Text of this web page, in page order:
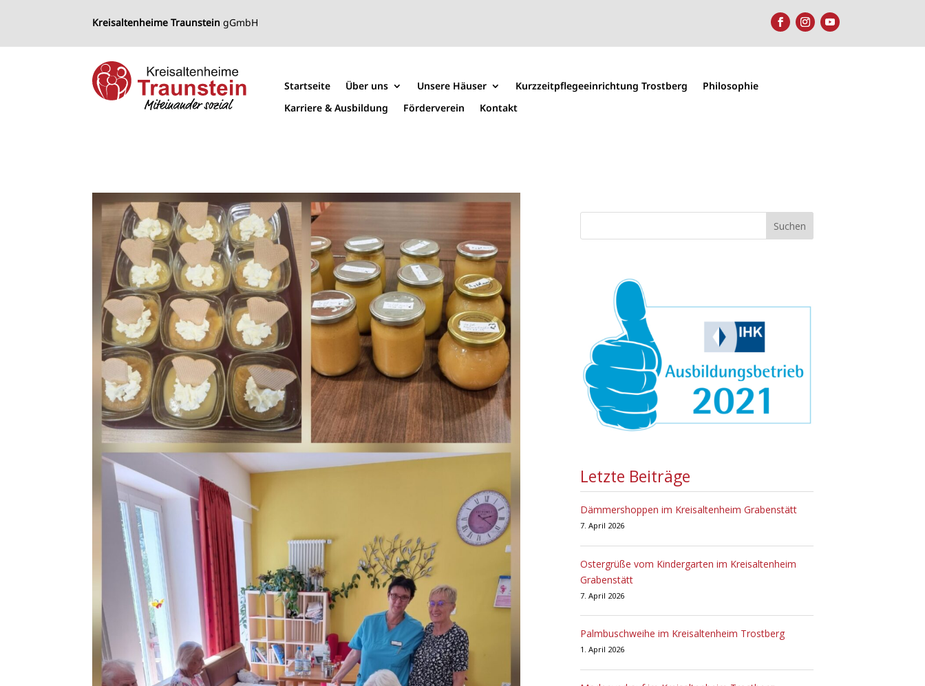
Kreisaltenheime Traunstein gGmbH
Startseite Über uns Unsere Häuser Kurzzeitpflegeeinrichtung Trostberg
Philosophie
Karriere & Ausbildung
Förderverein Kontakt
Suchen
Letzte Beiträge
Dämmershoppen im Kreisaltenheim Grabenstätt
7. April 2026
Ostergrüße vom Kindergarten im Kreisaltenheim
Grabenstätt
7. April 2026
Palmbuschweihe im Kreisaltenheim Trostberg
1. April 2026